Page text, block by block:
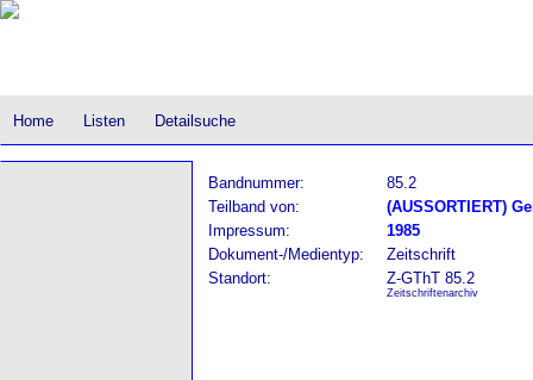
Home Listen Detailsuche
Bandnummer:
85.2
Teilband von:
(AUSSORTIERT)
Impressum:
1985
Dokument-/Medientyp:
Zeitschrift
Standort:
Z-GThT 85.2
Zeitschriftenarchiv